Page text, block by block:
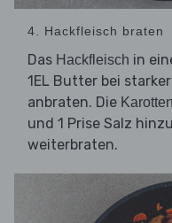
4. Hackfleisch braten
Das Hackfleisch in
1EL Butter bei
anbraten. Die Karotten
und 1 Prise Salz
weiterbraten.